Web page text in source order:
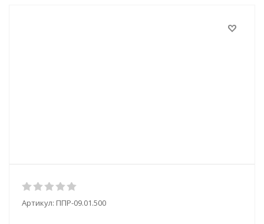
Артикул: ППР-09.01.500